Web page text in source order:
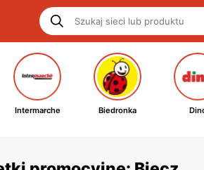
Intermarche Biedronka